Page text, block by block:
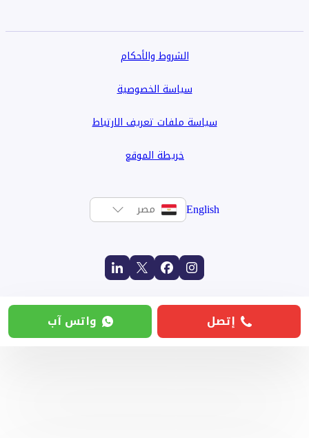
الشروط والأحكام
سياسة الخصوصية
سياسة ملفات تعريف الارتباط
خريطة الموقع
English مصر
إتصل واتس آب